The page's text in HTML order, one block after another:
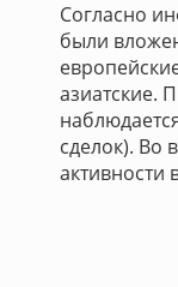
Согласно
были
азиатские.
сделок). Во
активности